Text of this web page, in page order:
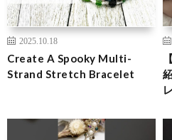
2025.10.18
Create A Spooky Multi-
Strand Stretch Bracelet